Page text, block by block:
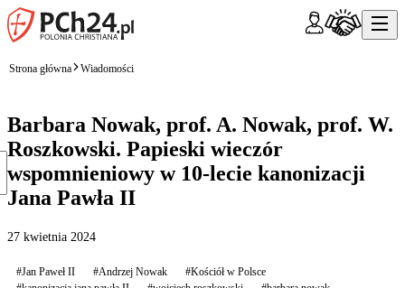
Strona główna Wiadomości
Barbara Nowak, prof. A. Nowak, prof. W.
Roszkowski. Papieski wieczór
wspomnieniowy w 10-lecie kanonizacji
Jana Pawła II
27 kwietnia 2024
#Jan Paweł II #Andrzej Nowak
#Kościół w Polsce